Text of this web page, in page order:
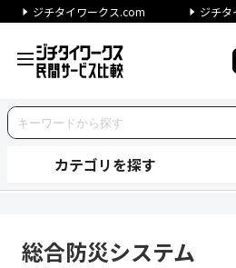
ジチタイワークス.com ジチタ
カテゴリを探す
総合防災システム